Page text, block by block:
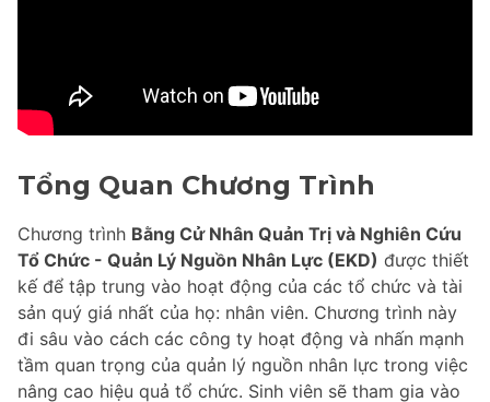
Tổng Quan Chương Trình
Chương trình Bằng Cử Nhân Quản Trị và Nghiên Cứu
Tổ Chức - Quản Lý Nguồn Nhân Lực (EKD) được thiết
kế để tập trung vào hoạt động của các tổ chức và tài
sản quý giá nhất của họ: nhân viên. Chương trình này
đi sâu vào cách các công ty hoạt động và nhấn mạnh
tầm quan trọng của quản lý nguồn nhân lực trong việc
nâng cao hiệu quả tổ chức. Sinh viên sẽ tham gia vào